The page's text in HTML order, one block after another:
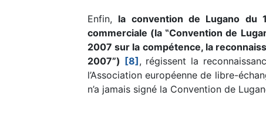
Enfin, la convention de Lugano du
commerciale (la ‟Convention de
2007 sur la compétence, la
2007”) [8], régissent la
l’Association européenne de libre-
n’a jamais signé la Convention de